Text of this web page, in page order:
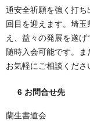
通安全祈願を強く打
回目を迎えます。埼
え、益々の発展を遂げ
随時入会可能です。ま
お気軽にご相談くださ
6 お問合せ先
蘭生書道会